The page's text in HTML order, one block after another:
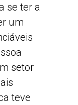
se ter a
um
setor
teve